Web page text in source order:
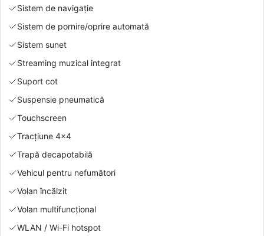
Sistem de navigație
Sistem de pornire/oprire automată
Sistem sunet
Streaming muzical integrat
Suport cot
Suspensie pneumatică
Touchscreen
Tracțiune 4x4
Trapă decapotabilă
Vehicul pentru nefumători
Volan încălzit
Volan multifuncțional
WLAN / Wi-Fi hotspot